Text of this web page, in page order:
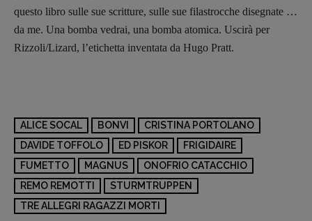
questo libro sulle sue scritture, sulle sue filastrocche disegnate …
da me. Una bomba vedrai, una bomba atomica. Uscirà per
Rizzoli/Lizard, l’etichetta inventata da Hugo Pratt.
ALICE SOCAL BONVI
CRISTINA PORTOLANO
DAVIDE TOFFOLO
ED PISKOR
FRIGIDAIRE
FUMETTO
MAGNUS
ONOFRIO CATACCHIO
REMO REMOTTI
STURMTRUPPEN
TRE ALLEGRI RAGAZZI MORTI